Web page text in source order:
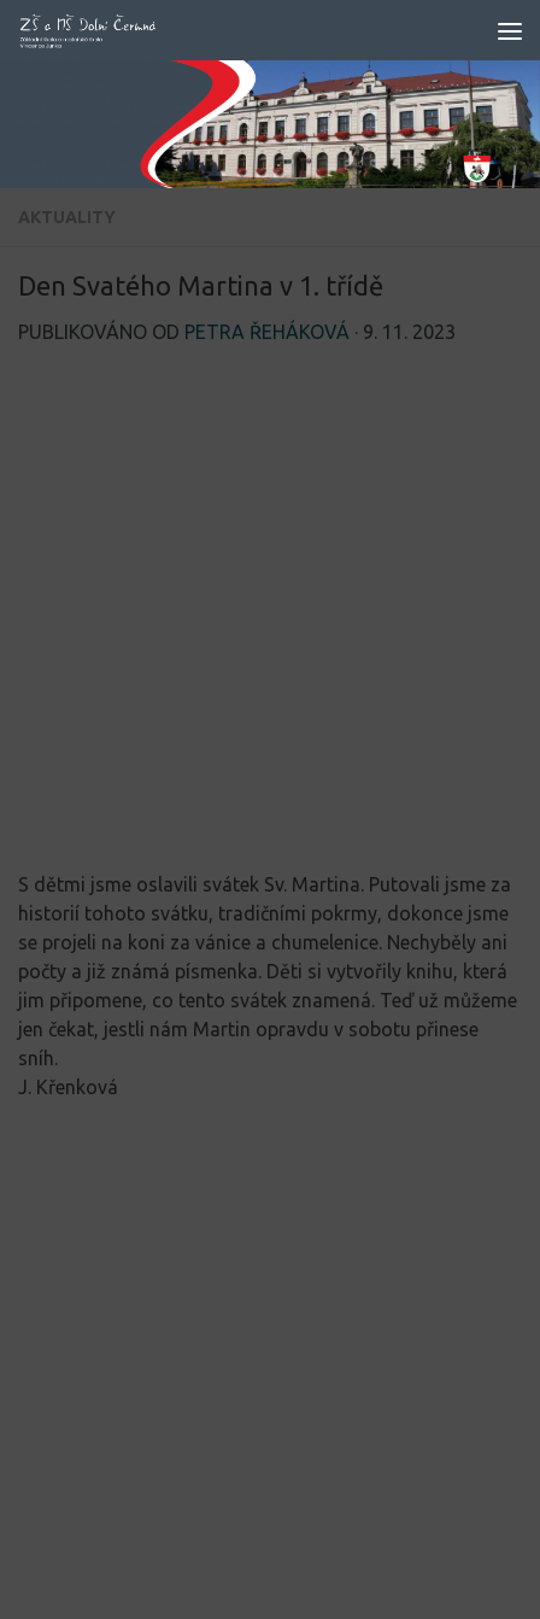
Skip to content
AKTUALITY
Den Svatého Martina v 1. třídě
PUBLIKOVÁNO OD PETRA ŘEHÁKOVÁ · 9. 11. 2023
S dětmi jsme oslavili svátek Sv. Martina. Putovali jsme za
historií tohoto svátku, tradičními pokrmy, dokonce jsme
se projeli na koni za vánice a chumelenice. Nechyběly ani
počty a již známá písmenka. Děti si vytvořily knihu, která
jim připomene, co tento svátek znamená. Teď už můžeme
jen čekat, jestli nám Martin opravdu v sobotu přinese
sníh.
J. Křenková